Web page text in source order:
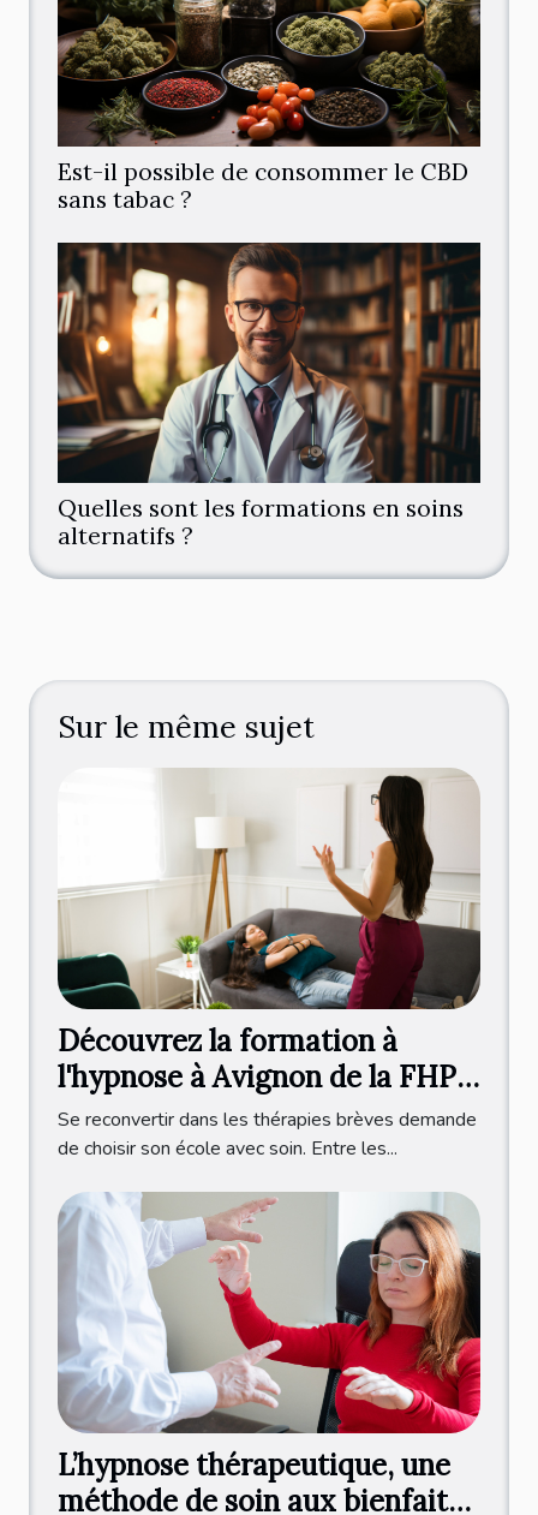
Est-il possible de consommer le CBD
sans tabac ?
Quelles sont les formations en soins
alternatifs ?
Sur le même sujet
Découvrez la formation à
l'hypnose à Avignon de la FHP
dirigée par Valérie Blanchard !
Se reconvertir dans les thérapies brèves demande
de choisir son école avec soin. Entre les...
L’hypnose thérapeutique, une
méthode de soin aux bienfaits